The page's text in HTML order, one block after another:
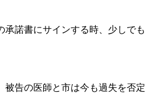
諾書にサインする時、少しでも
告の医師と市は今も過失を否定